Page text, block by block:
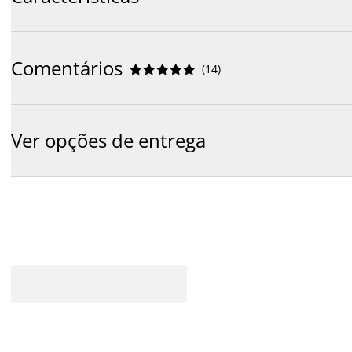
Comentários 




 (14)
Ver opções de entrega